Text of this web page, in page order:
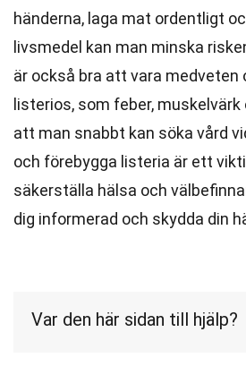
händerna, laga mat ordentligt
livsmedel kan man minska
är också bra att vara medveten
listerios, som feber,
att man snabbt kan söka vård
och förebygga listeria är ett
säkerställa hälsa och
dig informerad och skydda din
Var den här sidan till hjälp?